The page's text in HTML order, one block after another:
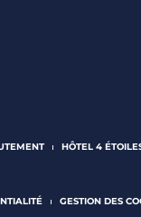
HÔTEL 4
GESTION DES